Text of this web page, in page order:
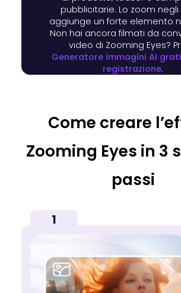
pubblicitarie. Lo zoom
aggiunge un forte elemento
Non hai ancora filmati da
video di Zooming Eyes?
Generatore immagini AI
registrazione.
Come creare
Zooming Eyes in 3
passi
1